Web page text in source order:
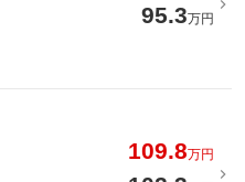
95.3万円
109.8万円